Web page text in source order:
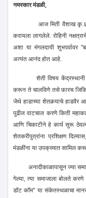
नमस्कार मंडळी,
आज मिती वैशाख कृ.६ रोज
करायला लागलेले. रोहिनी
अशा या मंगलदायी शुभपर्वावर
अत्यंत आनंद होत आहे.
शेती विषय केंद्रस्थानी ठेऊन
करून ते चालविणे तसे फ़ारच
जेथे हाडाच्या शेतकर्‍याचे हाडवैर
पुढील वाटचाल करणे किती
आणि चिकाटीने हे कार्य सुरू
शेतकरीपुत्रांना प्रशिक्षण
मंडळींना या उपक्रमात सामिल
अनादीकाळापासून ज्या
गेल्या, त्या समाजाला बोलते करणे
डॉट कॉम" या संकेतस्थळाचा